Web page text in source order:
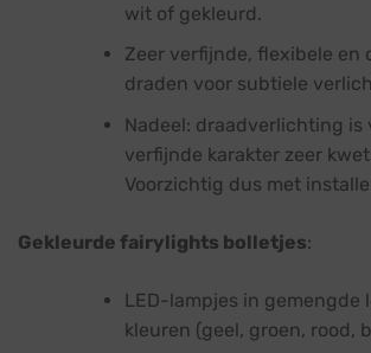
wit of gekleurd.
Zeer verfijnde, flexibele en
draden voor subtiele
Nadeel: draadverlichting is
verfijnde karakter zeer
Voorzichtig dus met
Gekleurde fairylights bolletjes:
LED-lampjes in gemengde
kleuren (geel, groen, rood,